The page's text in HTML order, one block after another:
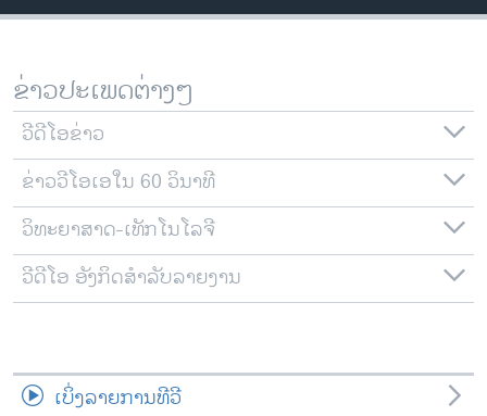
ສຽງ
ລາຍການກະຈາຍສຽງ
ຕິດຕາມພວກເຮົາ ທີ່
ພາສາຕ່າງໆ
ຂ່າວປະເພດຕ່າງໆ
ວີດີໂອຂ່າວ
ຂ່າວວີໂອເອໃນ 60 ວິນາທີ
ວິທະຍາສາດ-ເທັກໂນໂລຈີ
ວີດີໂອ ອັງກິດສຳລັບລາຍງານ
ເບິ່ງລາຍການທີວີ